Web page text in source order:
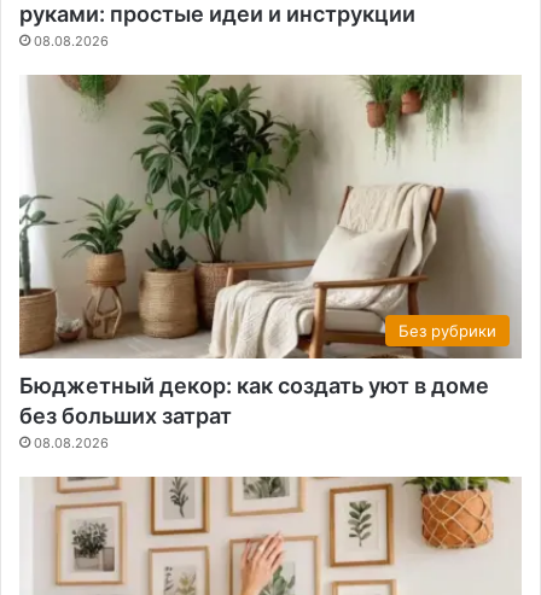
руками: простые идеи и инструкции
08.08.2026
Без рубрики
Бюджетный декор: как создать уют в доме
без больших затрат
08.08.2026